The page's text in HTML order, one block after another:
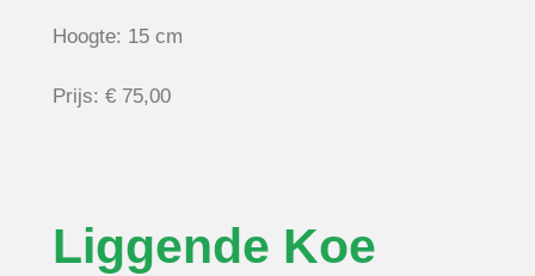
Hoogte: 15 cm
Prijs: € 75,00
Liggende Koe